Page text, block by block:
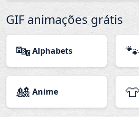
GIF animações grátis
🔤Alphabets 🐾
🎎 Anime 👕